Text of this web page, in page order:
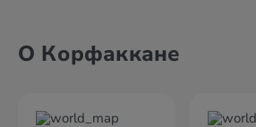
О Корфаккане